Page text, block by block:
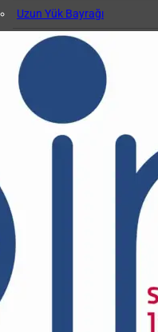
Uzun Yük Bayrağı
Klasör
Okul Albümü
Öğretmen Not Defteri Kabı
Biala
Gemi Bağlama Kütüğü Kabı
Hasta Bileklikleri